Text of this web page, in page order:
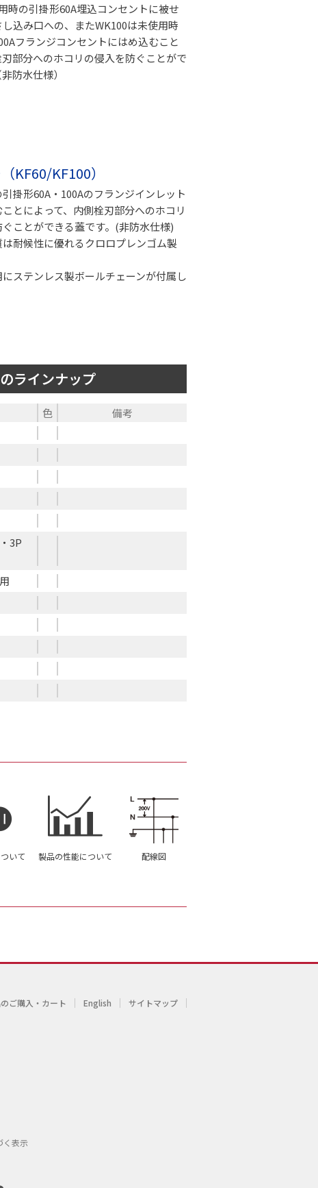
時の引掛形60A埋込コンセントに被せ
込み口への、またWK100は未使用時
フランジコンセントにはめ込むこと
部分へのホコリの侵入を防ぐことがで
防水仕様）
KF60/KF100）
掛形60A・100Aのフランジインレット
とによって、内側栓刃部分へのホコリ
ことができる蓋です。(非防水仕様)
耐候性に優れるクロロプレンゴム製
ステンレス製ボールチェーンが付属し
ラインナップ
色
備考
3P
いて 製品の性能について 配線図
ご購入・カート English サイトマップ
く表示